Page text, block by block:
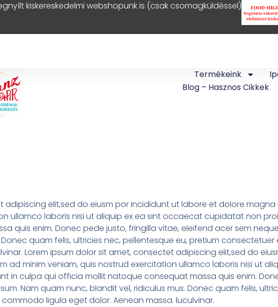
kiskereskedelmi webshopunk is (csak csomagküldéssel)
Termékeink
Blog – Hasznos Cikkek
adipiscing elit,sed do eiusm por incididunt ut labore et dolore magna
ullamco laboris nisi ut aliquip ex ea sint occaecat cupidatat non
quis enim. Donec pede justo, fringilla vitae, eleifend acer sem
quam felis, ultricies nec, pellentesque eu, pretium
Lorem ipsum dolor sit amet, consectet adipiscing elit,sed do
ad minim veniam, quis nostrud exercitation ullamco laboris nisi ut
in culpa qui officia mollit natoque consequat massa quis enim.
Nam quam nunc, blandit vel, ridiculus mus. Donec quam felis,
ligula eget dolor. Aenean massa. luculvinar.